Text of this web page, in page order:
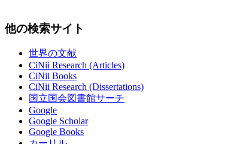
他の検索サイト
世界の文献
CiNii Research (Articles)
CiNii Books
CiNii Research (Dissertations)
国立国会図書館サーチ
Google
Google Scholar
Google Books